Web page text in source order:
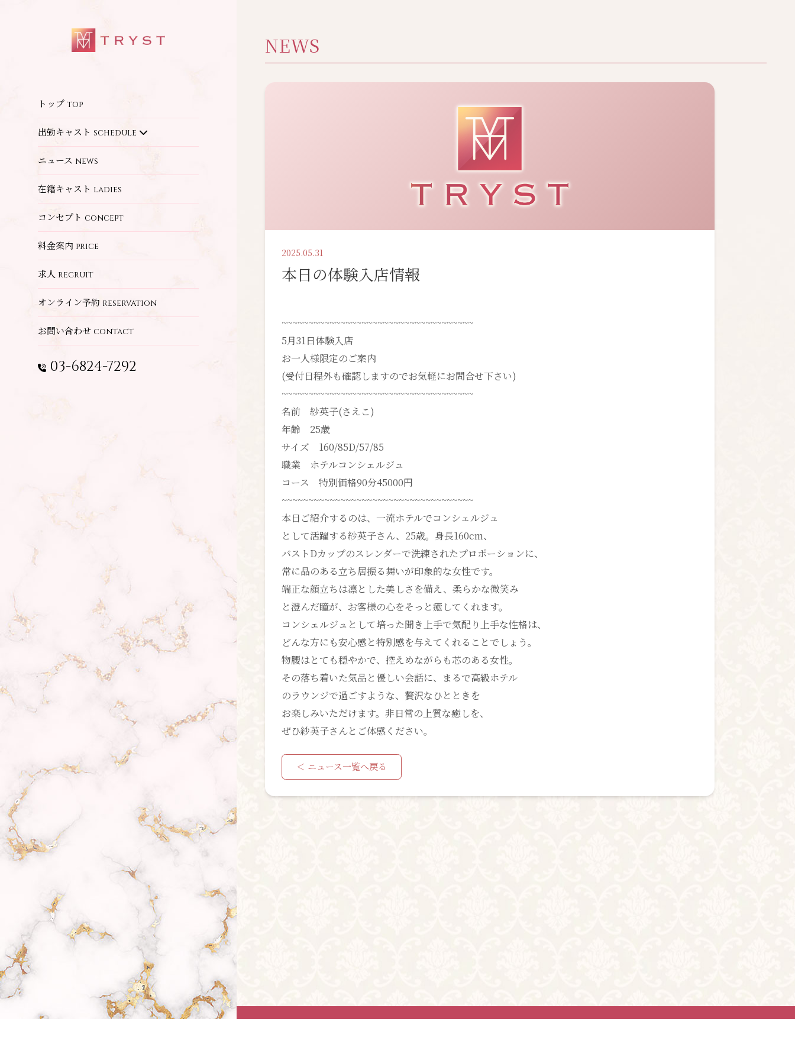
トップ top
出勤キャスト schedule
ニュース news
在籍キャスト ladies
コンセプト concept
料金案内 price
求人 recruit
オンライン予約 reservation
お問い合わせ contact
03-6824-7292
NEWS
2025.05.31
本日の体験入店情報
~~~~~~~~~~~~~~~~~~~~~~~~~~~~~~~~~~~~
5月31日体験入店
お一人様限定のご案内
(受付日程外も確認しますのでお気軽にお問合せ下さい)
~~~~~~~~~~~~~~~~~~~~~~~~~~~~~~~~~~~~
名前 紗英子(さえこ)
年齢 25歳
サイズ 160/85D/57/85
職業 ホテルコンシェルジュ
コース 特別価格90分45000円
~~~~~~~~~~~~~~~~~~~~~~~~~~~~~~~~~~~~
本日ご紹介するのは、一流ホテルでコンシェルジュ
として活躍する紗英子さん、25歳。身長160cm、
バストDカップのスレンダーで洗練されたプロポーションに、
常に品のある立ち居振る舞いが印象的な女性です。
端正な顔立ちは凛とした美しさを備え、柔らかな微笑み
と澄んだ瞳が、お客様の心をそっと癒してくれます。
コンシェルジュとして培った聞き上手で気配り上手な性格は、
どんな方にも安心感と特別感を与えてくれることでしょう。
物腰はとても穏やかで、控えめながらも芯のある女性。
その落ち着いた気品と優しい会話に、まるで高級ホテル
のラウンジで過ごすような、贅沢なひとときを
お楽しみいただけます。非日常の上質な癒しを、
ぜひ紗英子さんとご体感ください。
＜ ニュース一覧へ戻る